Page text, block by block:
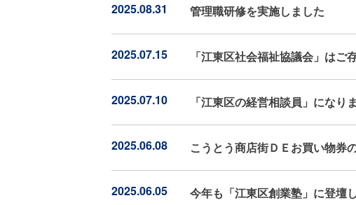
2025.08.31 管理職研修を実施しました
2025.07.15 「江東区社会福祉協議会」はご
2025.07.10 「江東区の経営相談員」になり
2025.06.08 こうとう商店街ＤＥお買い物券
2025.06.05 今年も「江東区創業塾」に登壇